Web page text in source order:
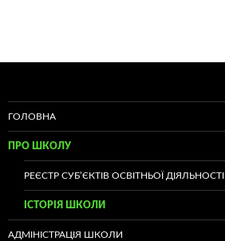
ГОЛОВНА
ПРО ШКОЛУ
РЕЄСТР СУБ’ЄКТІВ ОСВІТНЬОЇ ДІЯЛЬНОСТІ
ІСТОРІЯ ШКОЛИ
АДМІНІСТРАЦІЯ ШКОЛИ